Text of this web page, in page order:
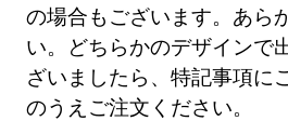
の場合もございます。あら
い。どちらかのデザインで
ざいましたら、特記事項に
のうえご注文ください。